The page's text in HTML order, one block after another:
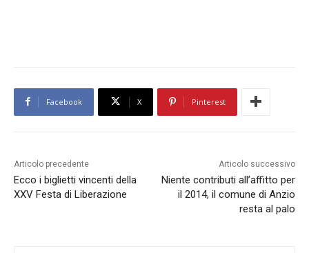
Facebook X Pinterest
Articolo precedente
Ecco i biglietti vincenti della
XXV Festa di Liberazione
Articolo successivo
Niente contributi all’affitto per
il 2014, il comune di Anzio
resta al palo